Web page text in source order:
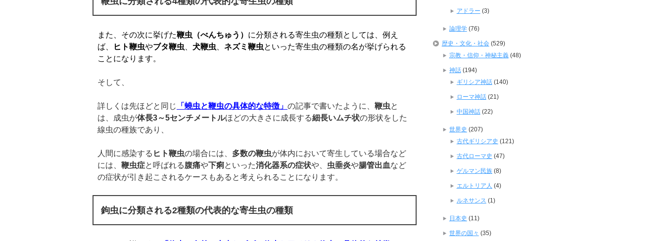
また、その次に挙げた鞭虫（べんちゅう） に分類される寄生虫の種類としては、例え
ば、
ヒト鞭虫やブタ鞭虫 犬鞭虫 ネズミ鞭虫といった寄生虫の種類の名が挙げられる
ことになります。
そして、
詳しくは先ほどと同じ 「蟯虫と鞭虫の具体的な特徴」 の記事で書いたように、 鞭虫と
は、成虫が体長3～5センチメートルほどの大きさに成長する細長いムチ状の形状をした
線虫の種族であり、
人間に感染する ヒト鞭虫の場合には、 多数の鞭虫が体内において寄生している場合など
には、 鞭虫症と呼ばれる腹痛や下痢といった消化器系の症状や、 虫垂炎や腸管出血など
の症状が引き起こされるケースもあると考えられることになります。
鉤虫に分類される2種類の代表的な寄生虫の種類
アドラー (3)
論理学(76)
歴史・文化・社会(529)
宗教・信仰・神秘主義(48)
神話(194)
ギリシア神話(140)
ローマ神話(21)
中国神話(22)
世界史 (207)
古代ギリシア史 (121)
古代ローマ史 (47)
ゲルマン民族(8)
エルトリア人 (4)
ルネサンス (1)
日本史 (11)
世界の国々 (35)